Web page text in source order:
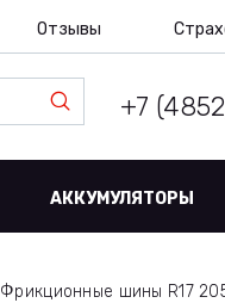
Отзывы
+7
АККУМУЛЯТОРЫ
Фрикционные шины R17